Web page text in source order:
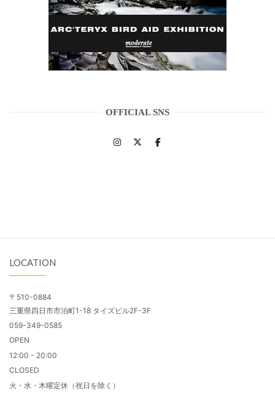
OFFICIAL SNS
LOCATION
〒510-0884
三重県四日市市泊町1-18 タイズビル2F-3F
059-349-0585
OPEN
12:00 - 20:00
CLOSED
火・水・木曜定休（祝日を除く）